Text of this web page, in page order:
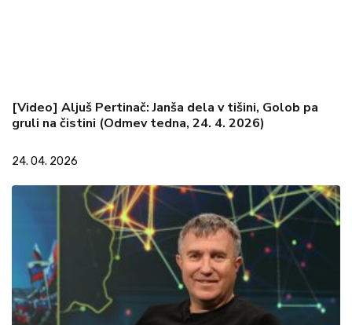
[Video] Aljuš Pertinač: Janša dela v tišini, Golob pa
gruli na čistini (Odmev tedna, 24. 4. 2026)
24. 04. 2026